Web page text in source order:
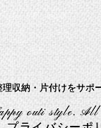
理収納・片付けをサポ
outi style. All